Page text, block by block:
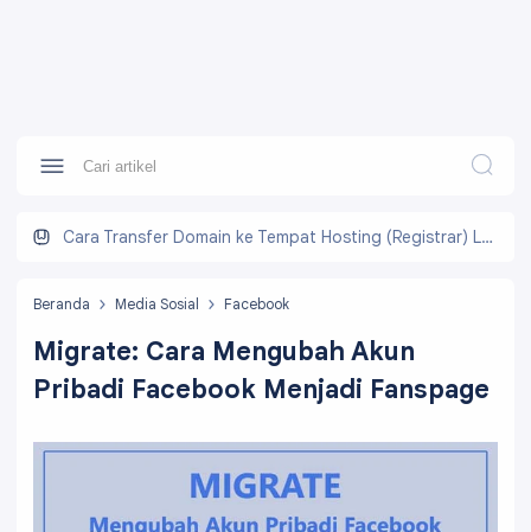
Cara Transfer Domain ke Tempat Hosting (Registrar) Lain
Beranda Media Sosial Facebook
Migrate: Cara Mengubah Akun
Pribadi Facebook Menjadi Fanspage